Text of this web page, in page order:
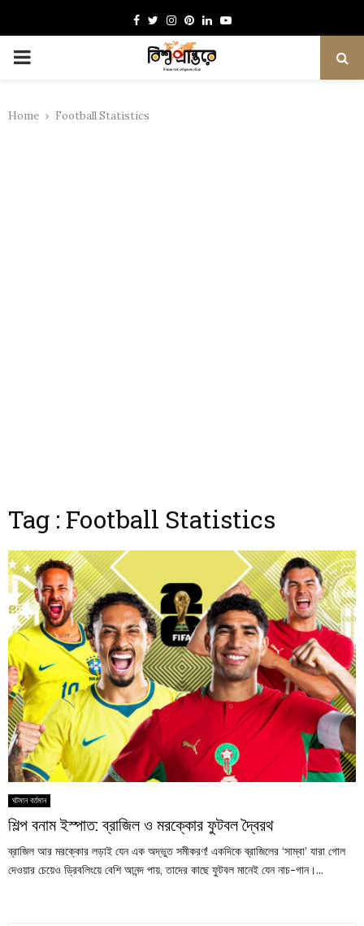
Facebook
TwitterInstagram
Pinterest
LinkedinYoutube
PRIMARY
Home Football Statistics
Tag : Football Statistics
ঘটমান বর্তমান
শিল্প বনাম ইস্পাত: ব্রাজিল ও মরক্কোর ফুটবল দ্বৈরথ
ব্রাজিল আর মরক্কোর লড়াই যেন এক অদ্ভুত সমীকরণ! একদিকে ব্রাজিলের ‘সাম্বা’ যারা গোল
দেওয়ার চেয়েও ড্রিবলিংয়ে বেশি আনন্দ পায়, তাদের কাছে ফুটবল মানেই যেন নাচ-গান।...